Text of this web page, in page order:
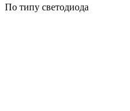
По типу светодиода